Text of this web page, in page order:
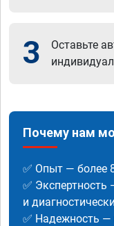
3
Оставьте
Почему нам
✅ Опыт — более
✅
и
✅ Надежность —